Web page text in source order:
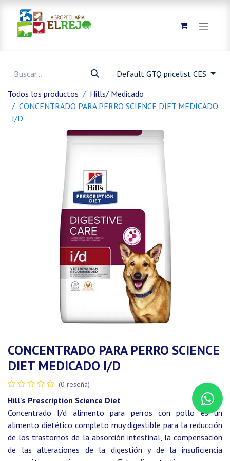
Default GTQ pricelist CES
Todos los productos
Hills/ Medicado
CONCENTRADO PARA PERRO SCIENCE DIET MEDICADO
I/D
CONCENTRADO PARA PERRO SCIENCE
DIET MEDICADO I/D
(0 reseña)
Hill's Prescription Science Diet
Concentrado I/d alimento para perros con pollo es un
alimento dietético completo muy digestible para la reducción
de los trastornos de la absorción intestinal, la compensación
de las alteraciones de la digestión y de la insuficiencia